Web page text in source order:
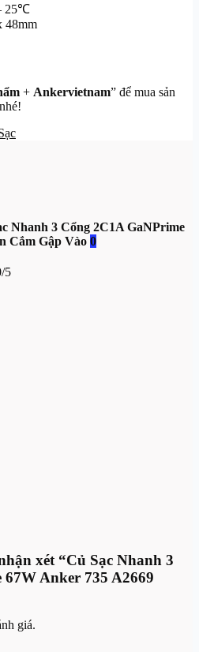
25℃
48mm
+ Ankervietnam” để mua sản
Nhanh 3 Cổng 2C1A GaNPrime
Cắm Gập Vào 0
5
xét “Củ Sạc Nhanh 3
Anker 735 A2669
giá.